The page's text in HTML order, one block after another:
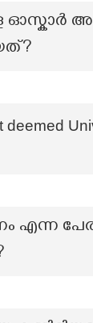
ഓസ്കാർ
deemed
എന്ന